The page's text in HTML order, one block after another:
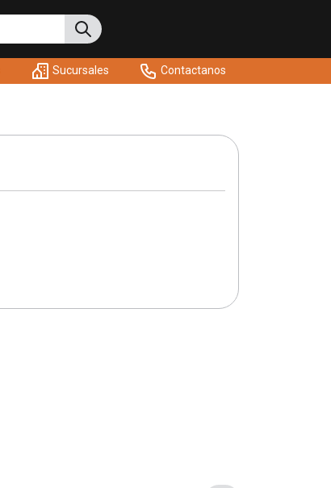
Sucursales Contactanos